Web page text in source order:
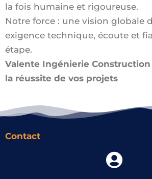
la fois humaine et rigoureuse.
Notre force : une vision globale
exigence technique, écoute et
étape.
Valente Ingénierie Construction
la réussite de vos projets
Contact